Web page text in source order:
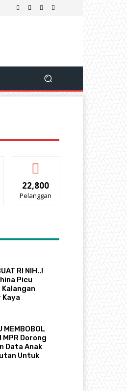
22,800
Pelanggan
RI NIH..!
Picu
Kalangan
Kaya
MEMBOBOL
MPR Dorong
Data Anak
Untuk